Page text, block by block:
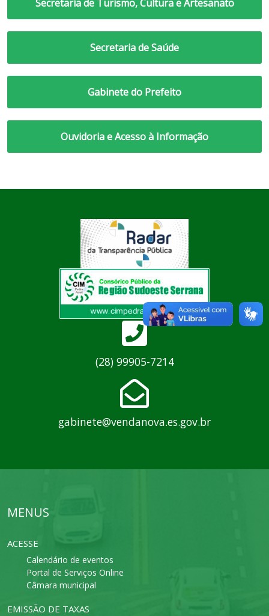
Secretaria de Turismo, Cultura e Artesanato
Secretaria de Saúde
Gabinete do Prefeito
Ouvidoria e Acesso à Informação
(28) 99905-7214
gabinete@vendanova.es.gov.br
MENUS
ACESSE
Calendário de eventos
Portal de Serviços Online
Câmara municipal
EMISSÃO DE TAXAS